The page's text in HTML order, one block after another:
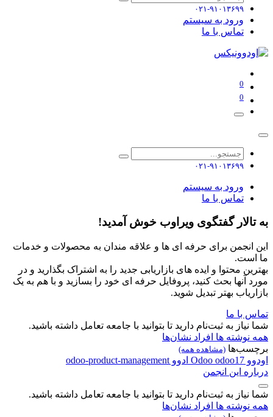
۰۲۱-۹۱۰۱۳۶۹۹
ورود به سیستم
تماس با ما
0
0
۰۲۱-۹۱۰۱۳۶۹۹
ورود به سیستم
تماس با ما
به تالار گفتگوی ویراوب خوش آمدید!
این انجمن برای حرفه ای ها و علاقه مندان به محصولات و خدمات
ما است.
بهترین محتوا و ایده های بازاریابی جدید را به اشتراک بگذارید و در
مورد آنها بحث کنید، پروفایل حرفه ای خود را بسازید و با هم به یک
بازاریاب بهتر تبدیل شوید.
تماس با ما
شما نیاز به ثبت‌نام دارید تا بتوانید با جامعه تعامل داشته باشید.
همه نوشته ها افراد نشان‌ها
برچسب‌ها (مشاهده همه)
اودوو Odoo odoo17 ادوو odoo-product-management
درباره این انجمن
شما نیاز به ثبت‌نام دارید تا بتوانید با جامعه تعامل داشته باشید.
همه نوشته ها افراد نشان‌ها